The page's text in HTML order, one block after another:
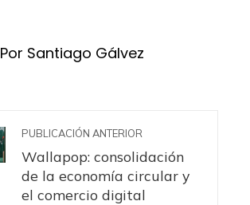
Por Santiago Gálvez
PUBLICACIÓN ANTERIOR
Wallapop: consolidación
de la economía circular y
el comercio digital